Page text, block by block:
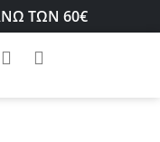
ΤΩΝ 60€